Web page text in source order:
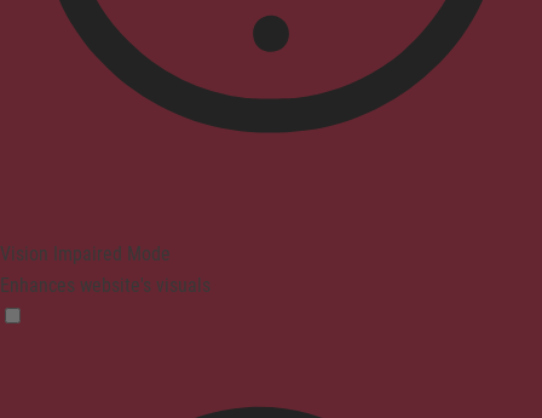
Vision Impaired Mode
Enhances website's visuals